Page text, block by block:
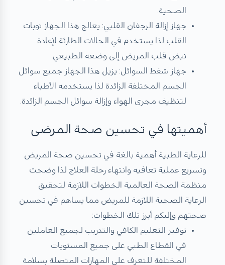
الصحية.
جهاز إزالة الرجفان القلبي: يعالج هذا الجهاز نوبات
القلب لذا يستخدم في الحالات الطارئة لإعادة
نبض قلب المريض إلى وضعه الطبيعي.
جهاز شفط السوائل: يزيل هذا الجهاز جميع سوائل
الجسم المختلفة الزائدة لذا يستخدمه الأطباء
لتنظيف مجرى الهواء وإزالة سوائل الجسم الزائدة.
أهميتها في تحسين صحة المرضى
للرعاية الطبية أهمية بالغة في تحسين صحة المريض
وتسريع عملية تعافيه وانتهاء رحلة العلاج لذا وضحت
منظمة الصحة العالمية الخطوات اللازمة لتحقيق
الرعاية الصحية اللازمة للمريض مما يساهم في تحسين
صحتهم وإليكم أبرز تلك الخطوات:
توفير التعليم الكافي والتدريب لجميع العاملين
في القطاع الطبي على جميع المستويات
المختلفة للتعرف على المهارات المتصلة بسلامة